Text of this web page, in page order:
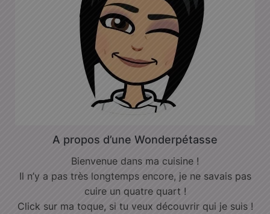
A propos d’une Wonderpétasse
Bienvenue dans ma cuisine !
Il n’y a pas très longtemps encore, je ne savais pas
cuire un quatre quart !
Click sur ma toque, si tu veux découvrir qui je suis !